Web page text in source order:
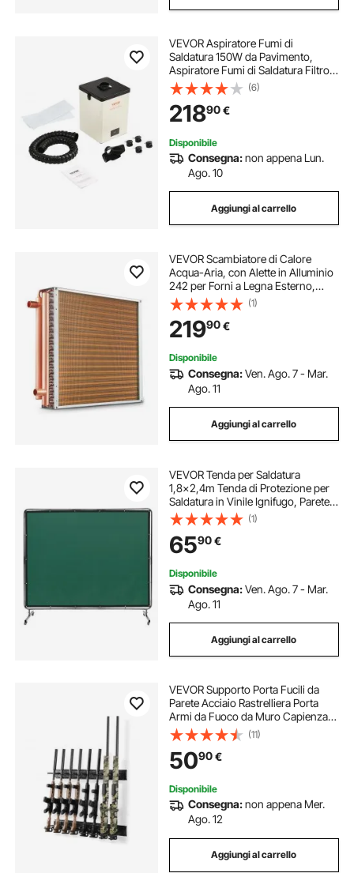
VEVOR Aspiratore Fumi di
Saldatura 150W da Pavimento,
Aspiratore Fumi di Saldatura Filtro a
3 Strati Flusso d'Aria 332 m³/h,
Assorbitore Compatto Fumi di
Saldatura per Incisioni di Saldatura
Fai-da-te
(6)
21890€
Disponibile
Consegna:non appena Lun.
Ago. 10
Aggiungi al carrello
VEVOR Scambiatore di Calore
Acqua-Aria, con Alette in Alluminio
242 per Forni a Legna Esterno,
Riscaldamento e Raffreddamento
Residenziale ad Aria Forzata Porte
Rame 3 File 9,53 mm 50,8 x 50,8
cm
(1)
21990€
Disponibile
Consegna:Ven. Ago. 7 - Mar.
Ago. 11
Aggiungi al carrello
VEVOR Tenda per Saldatura
1,8x2,4m Tenda di Protezione per
Saldatura in Vinile Ignifugo, Parete
di Protezione per Saldatura con 4
Ruote Girevoli Coperta per
Saldatura con Protezione UV
Colore Verde
(1)
6590€
Disponibile
Consegna:Ven. Ago. 7 - Mar.
Ago. 11
Aggiungi al carrello
VEVOR Supporto Porta Fucili da
Parete Acciaio Rastrelliera Porta
Armi da Fuoco da Muro Capienza
max da 8 pezzi per Armi con Ganci
Fucili da Caccia Pistole Espositore
da Parete Verticale, Nero
(11)
5090€
Disponibile
Consegna:non appena Mer.
Ago. 12
Aggiungi al carrello